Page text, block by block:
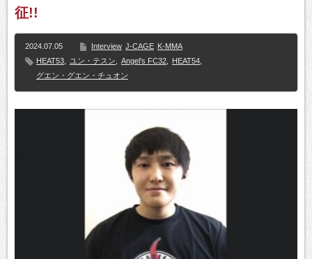
征!!
2024.07.05 Interview J-CAGE K-MMA
HEAT53
ユン・テスン Angel's FC32 HEAT54
グエン・グエン・チュオン